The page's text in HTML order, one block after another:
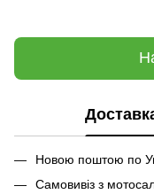
Новою поштою по
Самовивіз з